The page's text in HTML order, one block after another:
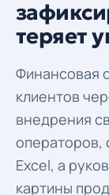
теряет
Финансовая
клиентов
внедрения
операторов,
Excel, а
картины